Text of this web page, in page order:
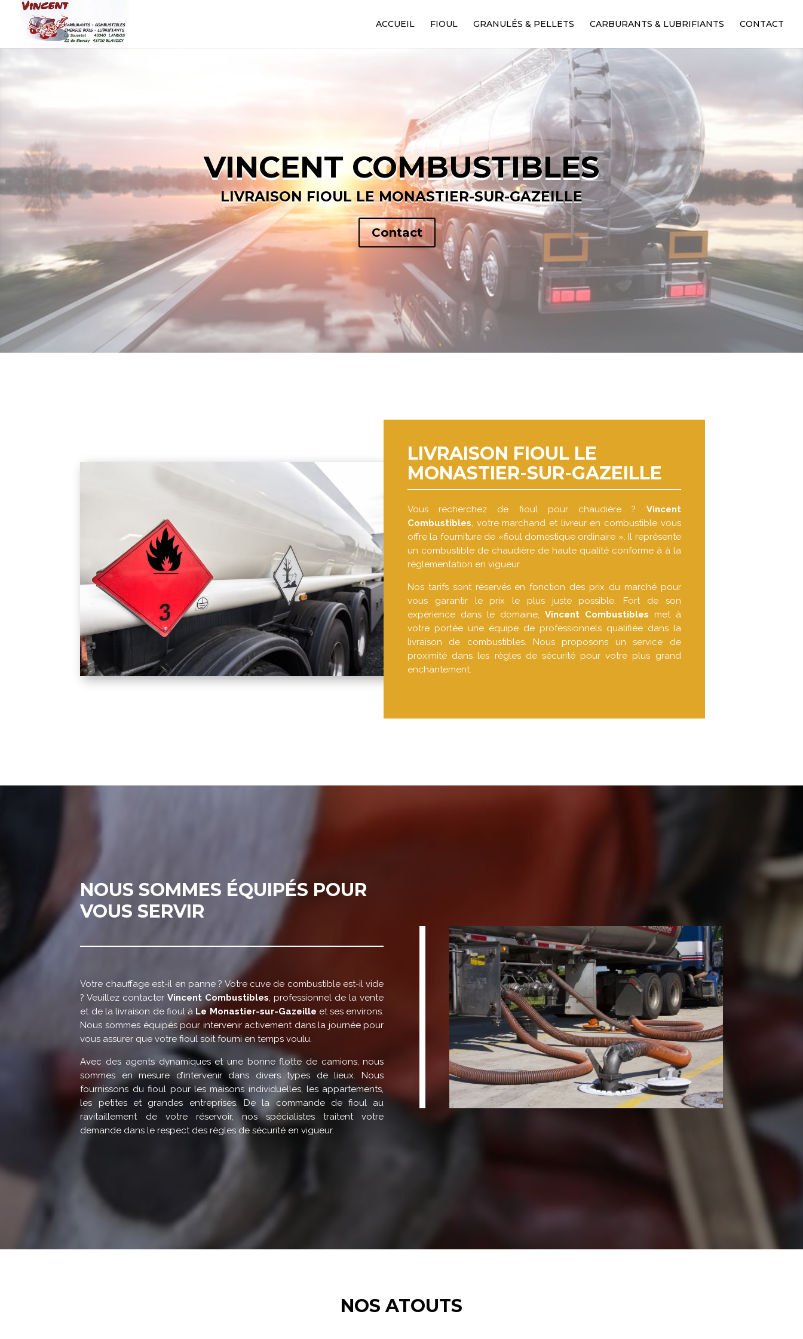
ACCUEIL FIOUL GRANULÉS & PELLETS CARBURANTS & LUBRIFIANTS CONTACT
VINCENT COMBUSTIBLES
LIVRAISON FIOUL LE MONASTIER-SUR-GAZEILLE
Contact
LIVRAISON FIOUL LE
MONASTIER-SUR-GAZEILLE
Vous recherchez de fioul pour chaudière ? Vincent
Combustibles, votre marchand et livreur en combustible vous
offre la fourniture de «fioul domestique ordinaire ». Il représente
un combustible de chaudière de haute qualité conforme à à la
réglementation en vigueur.
Nos tarifs sont réservés en fonction des prix du marché pour
vous garantir le prix le plus juste possible. Fort de son
expérience dans le domaine, Vincent Combustibles met à
votre portée une équipe de professionnels qualifiée dans la
livraison de combustibles. Nous proposons un service de
proximité dans les règles de sécurité pour votre plus grand
enchantement.
NOUS SOMMES ÉQUIPÉS POUR
VOUS SERVIR
Votre chauffage est-il en panne ? Votre cuve de combustible est-il vide
? Veuillez contacterVincent Combustibles, professionnel de la vente
et de la livraison de fioul àLe Monastier-sur-Gazeille et ses environs.
Nous sommes équipés pour intervenir activement dans la journée pour
vous assurer que votre fioul soit fourni en temps voulu.
Avec des agents dynamiques et une bonne flotte de camions, nous
sommes en mesure d’intervenir dans divers types de lieux. Nous
fournissons du fioul pour les maisons individuelles, les appartements,
les petites et grandes entreprises. De la commande de fioul au
ravitaillement de votre réservoir, nos spécialistes traitent votre
demande dans le respect des règles de sécurité en vigueur.
NOS ATOUTS